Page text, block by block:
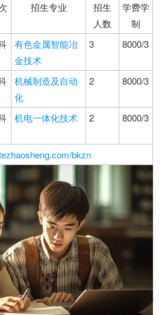
招生专业
招生
人数
学费学
制
有色金属智能冶
金技术
3 8000/3
机械制造及自动
化
2 8000/3
机电一体化技术 2 8000/3
bkzn